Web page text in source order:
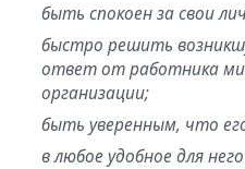
быть спокоен за свои
быстро решить
ответ от работника
организации;
быть уверенным, что
в любое удобное для